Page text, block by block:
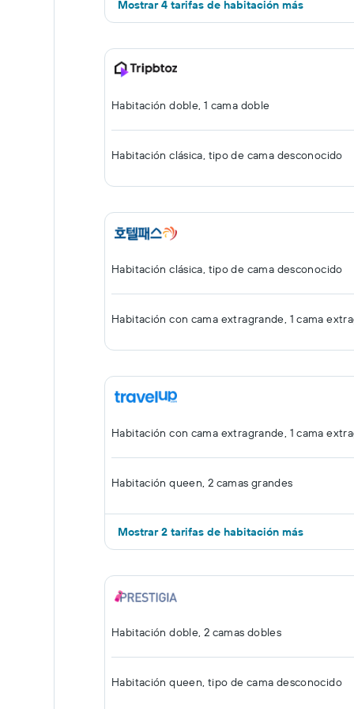
Mostrar 4 tarifas de habitación más
Habitación doble, 1 cama doble
Habitación clásica, tipo de cama desconocido
Habitación clásica, tipo de cama desconocido
Habitación con cama extragrande, 1 cama
Habitación con cama extragrande, 1 cama
Habitación queen, 2 camas grandes
Mostrar 2 tarifas de habitación más
Habitación doble, 2 camas dobles
Habitación queen, tipo de cama desconocido